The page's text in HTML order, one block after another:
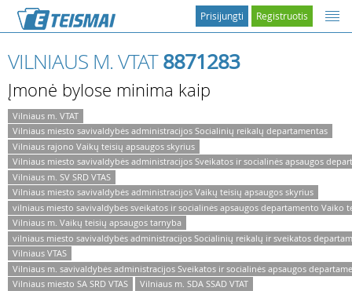
Registruotis
Prisijungti
VILNIAUS M. VTAT8871283
Įmonė bylose minima kaip
Vilniaus m. VTAT
Vilniaus miesto savivaldybės administracijos Socialinių reikalų departamentas
Vilniaus rajono Vaikų teisių apsaugos skyrius
Vilniaus miesto savivaldybės administracijos Sveikatos ir socialinės apsaugos
Vilniaus m. SV SRD VTAS
Vilniaus miesto savivaldybės administracijos Vaikų teisių apsaugos skyrius
vilniaus miesto savivaldybės sveikatos ir socialinės apsaugos departamento Vaiko
Vilniaus m. Vaikų teisių apsaugos tarnyba
vilniaus miesto savivaldybės administracijos Socialinių reikalų ir sveikatos
Vilniaus VTAS
Vilniaus m. savivaldybės administracijos Sveikatos ir socialinės apsaugos
Vilniaus miesto SA SRD VTAS
Vilniaus m. SDA SSAD VTAT